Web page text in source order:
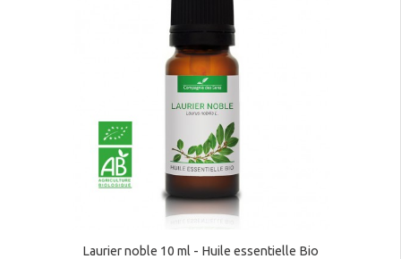
Laurier noble 10 ml - Huile essentielle Bio